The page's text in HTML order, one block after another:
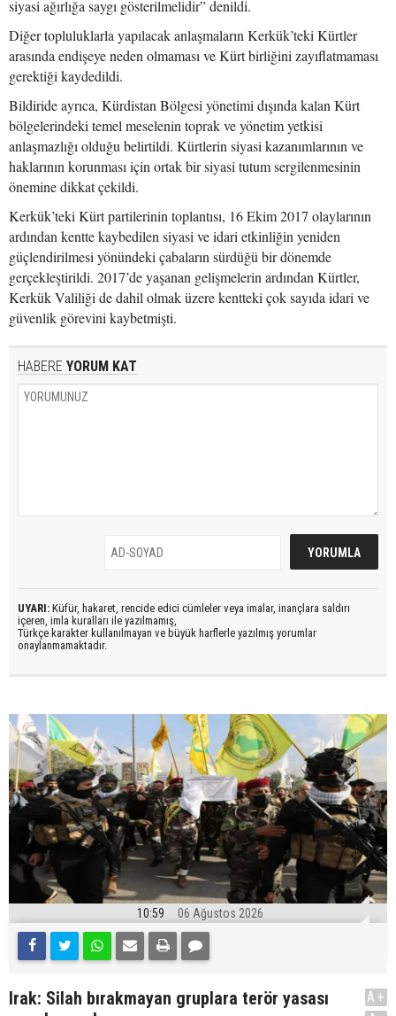
siyasi ağırlığa saygı gösterilmelidir” denildi.
Diğer topluluklarla yapılacak anlaşmaların Kerkük’teki Kürtler
arasında endişeye neden olmaması ve Kürt birliğini zayıflatmaması
gerektiği kaydedildi.
Bildiride ayrıca, Kürdistan Bölgesi yönetimi dışında kalan Kürt
bölgelerindeki temel meselenin toprak ve yönetim yetkisi
anlaşmazlığı olduğu belirtildi. Kürtlerin siyasi kazanımlarının ve
haklarının korunması için ortak bir siyasi tutum sergilenmesinin
önemine dikkat çekildi.
Kerkük’teki Kürt partilerinin toplantısı, 16 Ekim 2017 olaylarının
ardından kentte kaybedilen siyasi ve idari etkinliğin yeniden
güçlendirilmesi yönündeki çabaların sürdüğü bir dönemde
gerçekleştirildi. 2017’de yaşanan gelişmelerin ardından Kürtler,
Kerkük Valiliği de dahil olmak üzere kentteki çok sayıda idari ve
güvenlik görevini kaybetmişti.
HABERE YORUM KAT
UYARI: Küfür, hakaret, rencide edici cümleler veya imalar, inançlara saldırı
içeren, imla kuralları ile yazılmamış,
Türkçe karakter kullanılmayan ve büyük harflerle yazılmış yorumlar
onaylanmamaktadır.
10:59 06 Ağustos 2026
Irak: Silah bırakmayan gruplara terör yasası
A+